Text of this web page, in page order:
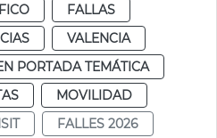
FALLAS
VALENCIA
PORTADA TEMÁTICA
MOVILIDAD
FALLES 2026